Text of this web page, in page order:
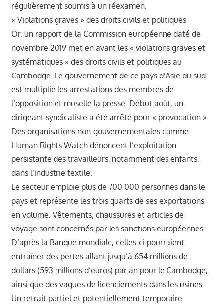
régulièrement soumis à un réexamen.
« Violations graves » des droits civils et politiques
Or, un rapport de la Commission européenne daté de
novembre 2019 met en avant les « violations graves et
systématiques » des droits civils et politiques au
Cambodge. Le gouvernement de ce pays d’Asie du sud-
est multiplie les arrestations des membres de
l’opposition et muselle la presse. Début août, un
dirigeant syndicaliste a été arrêté pour « provocation ».
Des organisations non-gouvernementales comme
Human Rights Watch dénoncent l’exploitation
persistante des travailleurs, notamment des enfants,
dans l’industrie textile.
Le secteur emploie plus de 700 000 personnes dans le
pays et représente les trois quarts de ses exportations
en volume. Vêtements, chaussures et articles de
voyage sont concernés par les sanctions européennes.
D’après la Banque mondiale, celles-ci pourraient
entraîner des pertes allant jusqu’à 654 millions de
dollars (593 millions d’euros) par an pour le Cambodge,
ainsi que des vagues de licenciements dans les usines.
Un retrait partiel et potentiellement temporaire